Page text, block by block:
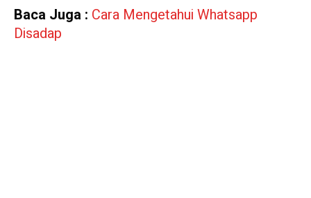
Baca Juga : Cara Mengetahui Whatsapp
Disadap